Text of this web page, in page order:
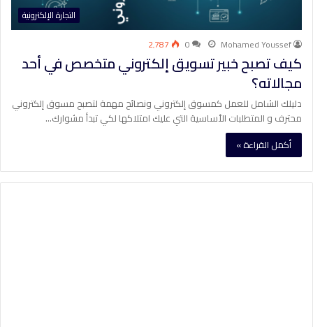
التجارة الإلكترونية
Mohamed Youssef
0 2٬787
كيف تصبح خبير تسويق إلكتروني متخصص في أحد
مجالاته؟
دليلك الشامل للعمل كمسوق إلكتروني ونصائح مهمة لتصبح مسوق إلكتروني
محترف و المتطلبات الأساسية التي عليك امتلاكها لكي تبدأ مشوارك…
أكمل القراءة »